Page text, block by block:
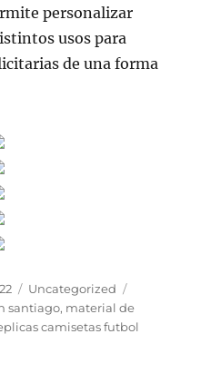
personalizar
usos para
de una forma
Categorías
Uncategorized
santiago, material de
camisetas futbol